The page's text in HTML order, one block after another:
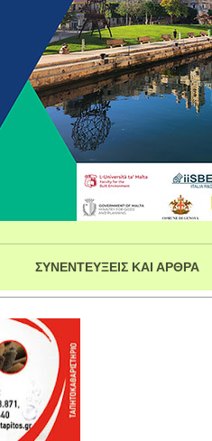
ΣΥΝΕΝΤΕΥΞΕΙΣ ΚΑΙ ΑΡΘΡΑ